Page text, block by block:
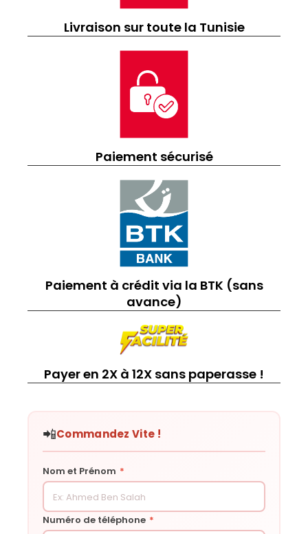
Livraison sur toute la Tunisie
Paiement sécurisé
Paiement à crédit via la BTK (sans
avance)
Payer en 2X à 12X sans paperasse !
📲Commandez Vite !
Nom et Prénom *
Numéro de téléphone *